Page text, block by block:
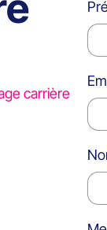
carrière